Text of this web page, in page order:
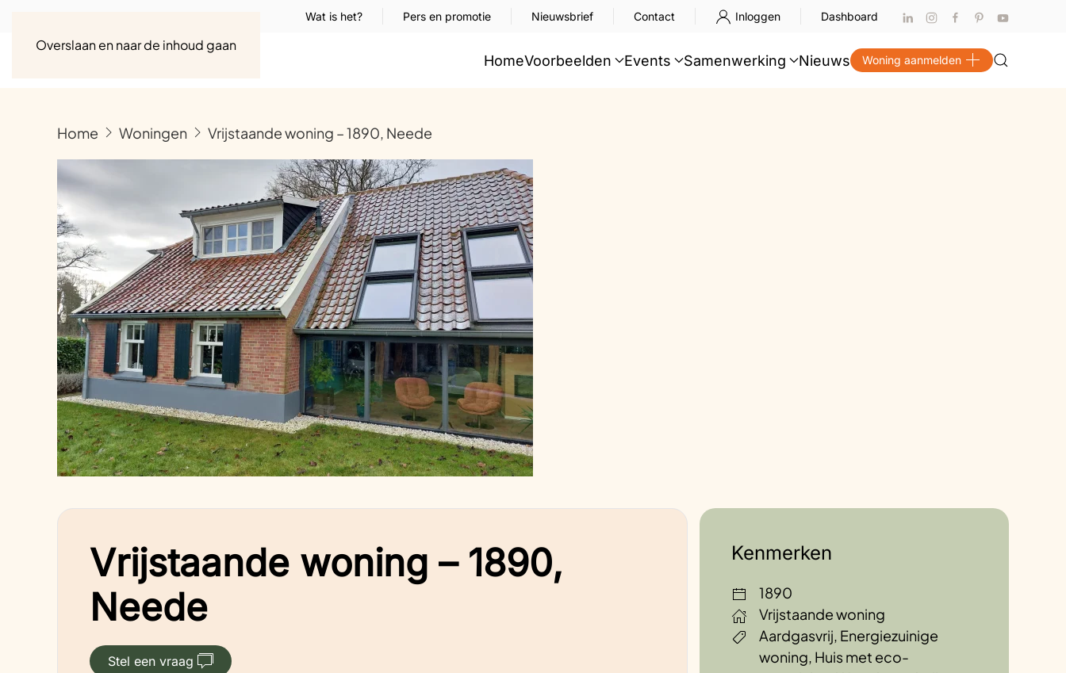
Overslaan en naar de inhoud gaan
Wat is het? Pers en promotie Nieuwsbrief Contact Inloggen Dashboard
HomeVoorbeelden Events Samenwerking Nieuws Woning aanmelden
Home Woningen Vrijstaande woning – 1890, Neede
Vrijstaande woning – 1890,
Neede
Stel een vraag
Kenmerken
1890
Vrijstaande woning
Aardgasvrij, Energiezuinige
woning, Huis met eco-